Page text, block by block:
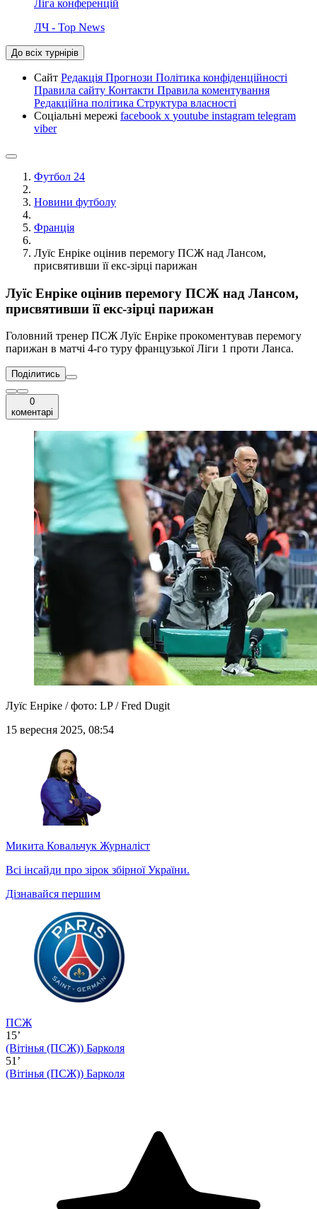
Ліга конференцій
ЛЧ - Top News
До всіх турнірів
Сайт Редакція Прогнози Політика конфіденційності
Правила сайту Контакти Правила коментування
Редакційна політика Структура власності
Соціальні мережі facebook x youtube instagram telegram
viber
Футбол 24
Новини футболу
Франція
Луїс Енріке оцінив перемогу ПСЖ над Лансом,
присвятивши її екс-зірці парижан
Луїс Енріке оцінив перемогу ПСЖ над Лансом,
присвятивши її екс-зірці парижан
Головний тренер ПСЖ Луїс Енріке прокоментував перемогу
парижан в матчі 4-го туру французької Ліги 1 проти Ланса.
Поділитись
0
коментарі
Луїс Енріке / фото: LP / Fred Dugit
15 вересня 2025, 08:54
Микита Ковальчук Журналіст
Всі інсайди про зірок збірної України.
Дізнавайся першим
ПСЖ
15’
(Вітінья (ПСЖ)) Барколя
51’
(Вітінья (ПСЖ)) Барколя